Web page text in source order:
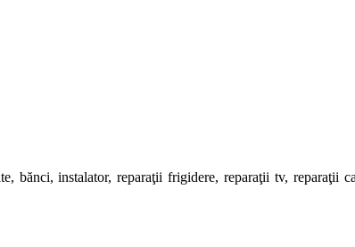
bănci, instalator, reparaţii frigidere, reparaţii tv, reparaţii